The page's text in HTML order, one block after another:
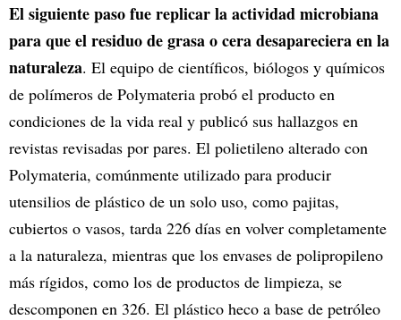
El siguiente paso fue replicar la actividad microbiana
para que el residuo de grasa o cera desapareciera en la
naturaleza. El equipo de científicos, biólogos y químicos
de polímeros de Polymateria probó el producto en
condiciones de la vida real y publicó sus hallazgos en
revistas revisadas por pares. El polietileno alterado con
Polymateria, comúnmente utilizado para producir
utensilios de plástico de un solo uso, como pajitas,
cubiertos o vasos, tarda 226 días en volver completamente
a la naturaleza, mientras que los envases de polipropileno
más rígidos, como los de productos de limpieza, se
descomponen en 326. El plástico heco a base de petróleo